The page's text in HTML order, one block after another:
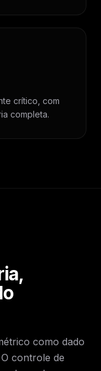
crítico, com
completa.
como dado
controle de